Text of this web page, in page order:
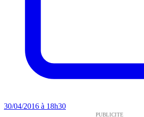
30/04/2016 à 18h30